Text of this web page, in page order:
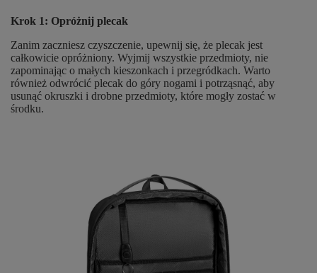
Krok 1: Opróżnij plecak
Zanim zaczniesz czyszczenie, upewnij się, że plecak jest
całkowicie opróżniony. Wyjmij wszystkie przedmioty, nie
zapominając o małych kieszonkach i przegródkach. Warto
również odwrócić plecak do góry nogami i potrząsnąć, aby
usunąć okruszki i drobne przedmioty, które mogły zostać w
środku.